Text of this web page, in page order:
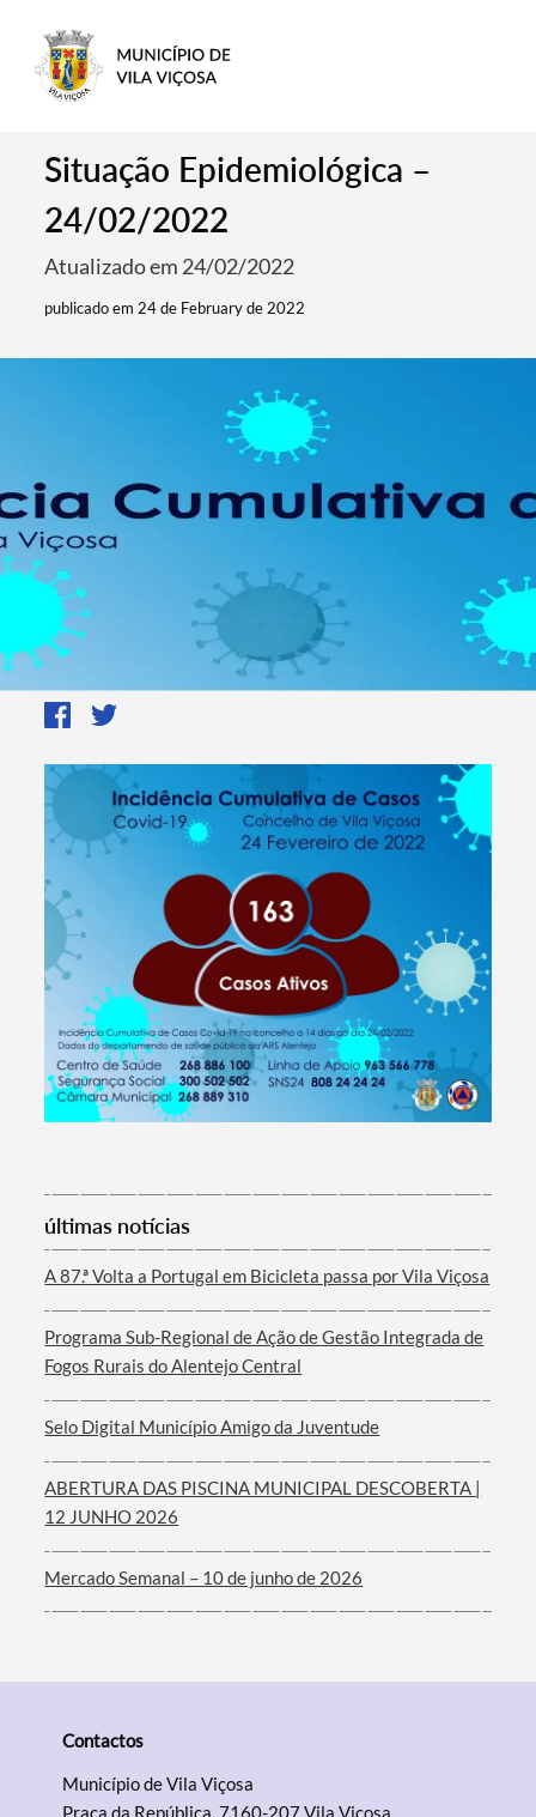
Categorias gerais
Filtros
Situação Epidemiológica –
24/02/2022
Atualizado em 24/02/2022
publicado em 24 de February de 2022
últimas notícias
A 87.ª Volta a Portugal em Bicicleta passa por Vila Viçosa
Programa Sub-Regional de Ação de Gestão Integrada de
Fogos Rurais do Alentejo Central
Selo Digital Município Amigo da Juventude
ABERTURA DAS PISCINA MUNICIPAL DESCOBERTA |
12 JUNHO 2026
Mercado Semanal – 10 de junho de 2026
Contactos
Município de Vila Viçosa
Praça da República, 7160-207 Vila Viçosa